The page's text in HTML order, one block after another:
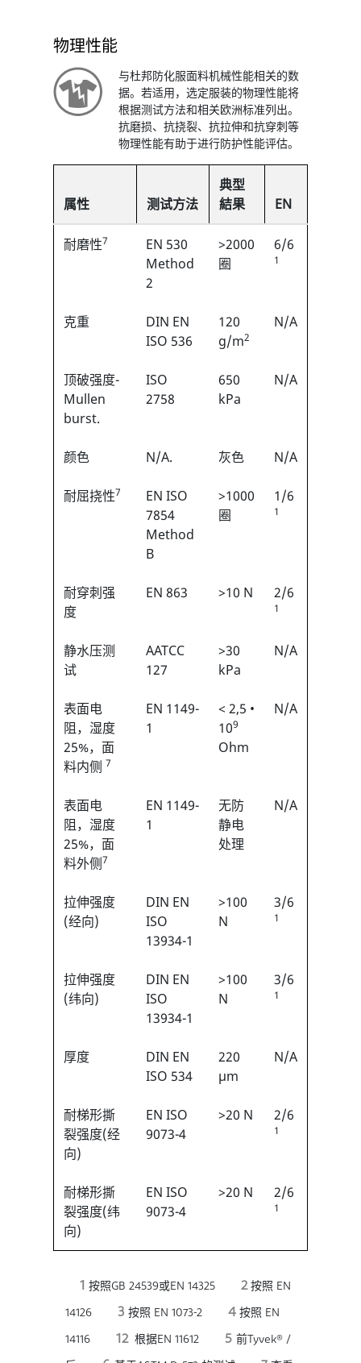
物理性能
与杜邦防化服面料机械性能相关的数
据。若适用，选定服装的物理性能将
根据测试方法和相关欧洲标准列出。
抗磨损、抗挠裂、抗拉伸和抗穿刺等
物理性能有助于进行防护性能评估。
属性 测试方法
典型
結果
EN
耐磨性7
EN 530
Method
2
>2000
圈
6/6
1
克重
DIN EN
ISO 536
120
g/m2
N/A
顶破强度-
Mullen
burst.
ISO
2758
650
kPa
N/A
颜色 N/A. 灰色 N/A
耐屈挠性7
EN ISO
7854
Method
B
>1000
圈
1/6
1
耐穿刺强
度
EN 863 >10 N 2/6
1
静水压测
试
AATCC
127
>30
kPa
N/A
表面电
阻，湿度
25%，面
料内侧 7
EN 1149-
1
< 2,5 •
109
Ohm
N/A
表面电
阻，湿度
25%，面
料外侧7
EN 1149-
1
无防
静电
处理
N/A
拉伸强度
(经向)
DIN EN
ISO
13934-1
>100
N
3/6
1
拉伸强度
(纬向)
DIN EN
ISO
13934-1
>100
N
3/6
1
厚度
DIN EN
ISO 534
220
µm
N/A
耐梯形撕
裂强度(经
向)
EN ISO
9073-4
>20 N 2/6
1
耐梯形撕
裂强度(纬
向)
EN ISO
9073-4
>20 N 2/6
1
1 按照GB 24539或EN 14325 2按照 EN
14126 3 按照 EN 1073-2 4 按照 EN
14116 12根据EN 11612 5 前Tyvek® /